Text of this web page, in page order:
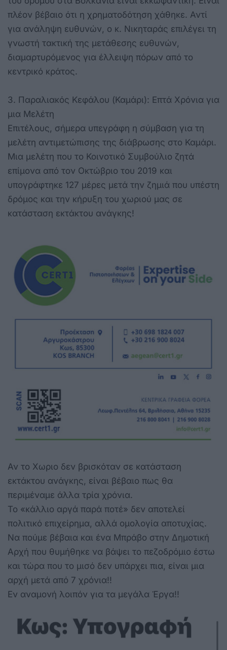
πλέον βέβαιο ότι η χρηματοδότηση χάθηκε. Αντί
για ανάληψη ευθυνών, ο κ. Νικηταράς επιλέγει τη
γνωστή τακτική της μετάθεσης ευθυνών,
διαμαρτυρόμενος για έλλειψη πόρων από το
κεντρικό κράτος.
3. Παραλιακός Κεφάλου (Καμάρι): Επτά Χρόνια για
μια Μελέτη
Επιτέλους, σήμερα υπεγράφη η σύμβαση για τη
μελέτη αντιμετώπισης της διάβρωσης στο Καμάρι.
Μια μελέτη που το Κοινοτικό Συμβούλιο ζητά
επίμονα από τον Οκτώβριο του 2019 και
υπογράφτηκε 127 μέρες μετά την ζημιά που υπέστη
δρόμος και την κήρυξη του χωριού μας σε
κατάσταση εκτάκτου ανάγκης!
Αν το Χωριο δεν βρισκόταν σε κατάσταση
εκτάκτου ανάγκης, είναι βέβαιο πως θα
περιμέναμε άλλα τρία χρόνια.
Το «κάλλιο αργά παρά ποτέ» δεν αποτελεί
πολιτικό επιχείρημα, αλλά ομολογία αποτυχίας.
Να πούμε βέβαια και ένα Μπράβο στην Δημοτική
Αρχή που θυμήθηκε να βάψει το πεζοδρόμιο έστω
και τώρα που το μισό δεν υπάρχει πια, είναι μια
αρχή μετά από 7 χρόνια!!
Εν αναμονή λοιπόν για τα μεγάλα Έργα!!